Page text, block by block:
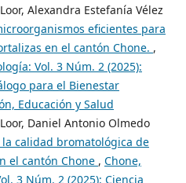
Alexandra Estefanía Vélez
eficientes para
en el cantón Chone. ,
Vol. 3 Núm. 2 (2025):
para el Bienestar
Educación y Salud
Daniel Antonio Olmedo
la calidad bromatológica de
el cantón Chone , Chone,
3 Núm. 2 (2025): Ciencia